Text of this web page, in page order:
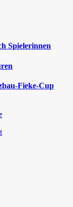
Spielerinnen
Fieke-Cup